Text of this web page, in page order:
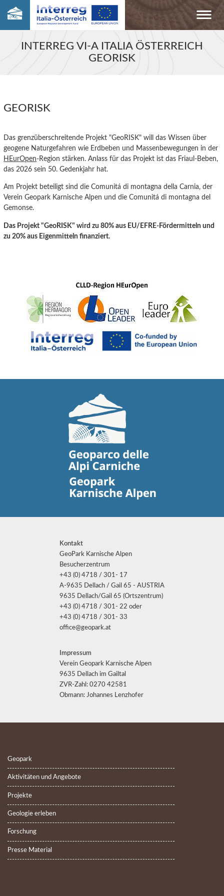
INTERREG VI-A ITALIA ÖSTERREICH
GEORISK
GEORISK
Das grenzüberschreitende Projekt "GeoRISK" will das Wissen über
geogene Naturgefahren wie Erdbeben und Massenbewegungen in der
HEurOpen-Region stärken. Anlass für das Projekt ist das Friaul-Beben,
das 2026 sein 50. Gedenkjahr hat.
Am Projekt beteiligt sind die Comunitá di montagna della Carnia, der
Verein Geopark Karnische Alpen und die Comunitá di montagna del
Gemonse.
Das Projekt "GeoRISK" wird zu 80% aus EU/EFRE-Fördermitteln und
zu 20% aus Eigenmitteln finanziert.
Kontakt
GeoPark Karnische Alpen
Besucherzentrum
+43 (0) 4718 / 301- 17
A-9635 Dellach / Gail 65 - AUSTRIA
9635 Dellach/Gail 65 (Ortszentrum)
+43 (0) 4718 / 301- 22 oder
+43 (0) 4718 / 301- 33
office@geopark.at
Impressum
Verein Geopark Karnische Alpen
9635 Dellach im Gailtal
ZVR-Zahl: 0270 42581
Obmann: Johannes Lenzhofer
Geopark
Aktivitäten und Angebote
Projekte
Geologie erleben
Forschung
Presse Material